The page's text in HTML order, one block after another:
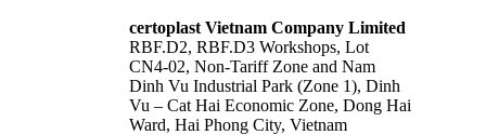
certoplast Vietnam Company Limited
RBF.D2, RBF.D3 Workshops, Lot
CN4-02, Non-Tariff Zone and Nam
Dinh Vu Industrial Park (Zone 1), Dinh
Vu – Cat Hai Economic Zone, Dong Hai
Ward, Hai Phong City, Vietnam